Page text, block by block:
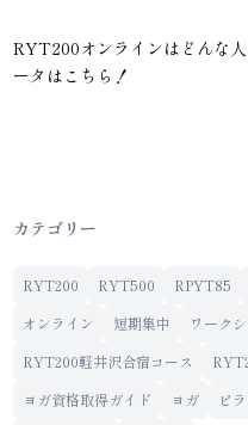
RYT200オンラインはどんな
ータはこちら！
カテゴリー
RYT200 RYT500 RPYT85
オンライン
短期集中 ワーク
RYT200軽井沢合宿コース
ヨガ資格取得ガイド
ヨガ ピ